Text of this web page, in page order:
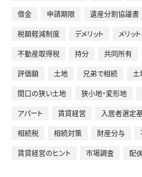
企業情報
ブログ
0120-
営業時間 9:00〜18:00
借金
申請期限 遺産分割協議書
税額軽減制度
デメリット メリット
不動産取得税
持分 共同所有
評価額
土地 兄弟で相続 土
間口の狭い土地
狭小地・変形地
アパート
賃貸経営 入居者選定
相続税
相続対策 財産分与
賃貸経営のヒント
市場調査 配